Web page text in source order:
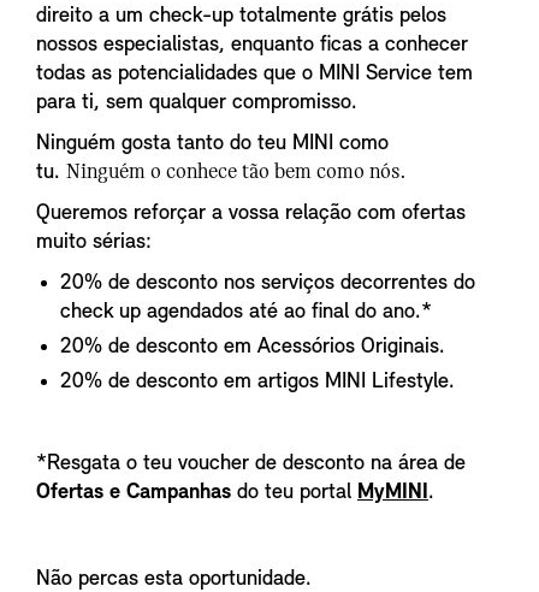
direito a um check-up totalmente grátis pelos
nossos especialistas, enquanto ficas a conhecer
todas as potencialidades que o MINI Service tem
para ti, sem qualquer compromisso.
Ninguém gosta tanto do teu MINI como
tu. Ninguém o conhece tão bem como nós.
Queremos reforçar a vossa relação com ofertas
muito sérias:
20% de desconto nos serviços decorrentes do
check up agendados até ao final do ano.*
20% de desconto em Acessórios Originais.
20% de desconto em artigos MINI Lifestyle.
*Resgata o teu voucher de desconto na área de
Ofertas e Campanhas do teu portal MyMINI.
Não percas esta oportunidade.